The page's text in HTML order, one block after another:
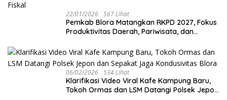
22/01/2026 567 Lihat
‎Pemkab Blora Matangkan RKPD 2027, Fokus
Produktivitas Daerah, Pariwisata, dan
06/02/2026 534 Lihat
‎Klarifikasi Video Viral Kafe Kampung Baru,
Tokoh Ormas dan LSM Datangi Polsek Jepon